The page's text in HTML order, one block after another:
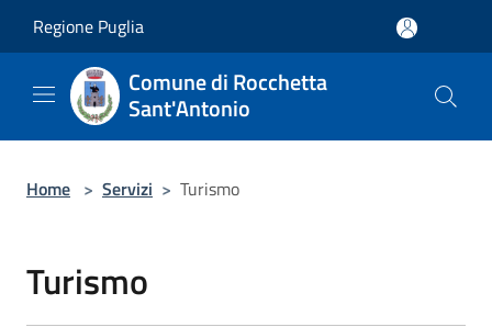
Regione Puglia
Comune di Rocchetta
Sant'Antonio
Home > Servizi > Turismo
Turismo